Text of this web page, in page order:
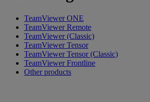
TeamViewer ONE
TeamViewer Remote
TeamViewer (Classic)
TeamViewer Tensor
TeamViewer Tensor (Classic)
TeamViewer Frontline
Other products